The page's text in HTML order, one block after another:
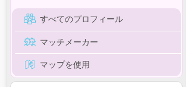
すべてのプロフィール
マッチメーカー
マップを使用